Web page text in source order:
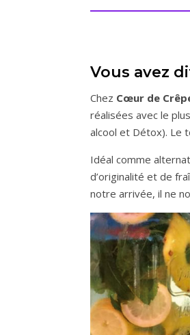
Vous avez
Chez Cœur de
réalisées avec le
alcool et Détox). Le
Idéal comme
d’originalité et de
notre arrivée, il ne